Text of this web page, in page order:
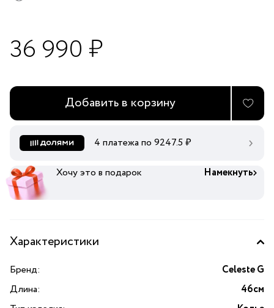
36 990 ₽
Добавить в корзину
4 платежа по 9247.5 ₽
Хочу это в подарок Намекнуть
Характеристики
Бренд:
Celeste G
Длина:
46см